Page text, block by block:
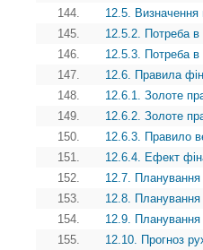
144.
12.5. Визначення
145.
12.5.2. Потреба в
146.
12.5.3. Потреба в
147.
12.6. Правила
148.
12.6.1. Золоте
149.
12.6.2. Золоте
150.
12.6.3. Правило
151.
12.6.4. Ефект
152.
12.7. Планування
153.
12.8. Планування
154.
12.9. Планування
155.
12.10. Прогноз